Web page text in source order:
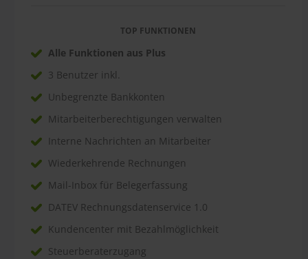
TOP FUNKTIONEN
Alle Funktionen aus Plus
3 Benutzer inkl.
Unbegrenzte Bankkonten
Mitarbeiterberechtigungen verwalten
Interne Nachrichten an Mitarbeiter
Wiederkehrende Rechnungen
Mail-Inbox für Belegerfassung
DATEV Rechnungsdatenservice 1.0
Kundencenter mit Bezahlmöglichkeit
Steuerberaterzugang